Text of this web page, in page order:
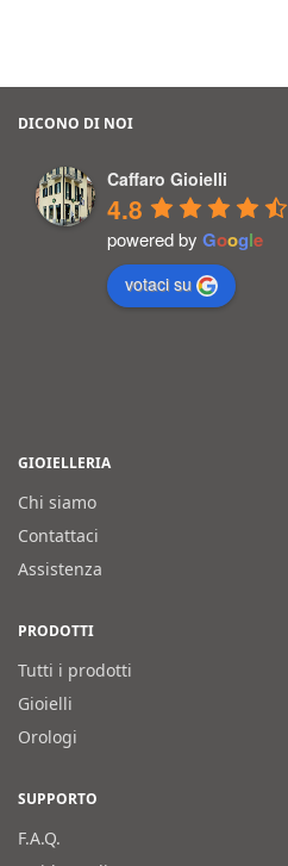
DICONO DI NOI
Caffaro Gioielli
4.8
powered by Google
votaci su
GIOIELLERIA
Chi siamo
Contattaci
Assistenza
PRODOTTI
Tutti i prodotti
Gioielli
Orologi
SUPPORTO
F.A.Q.